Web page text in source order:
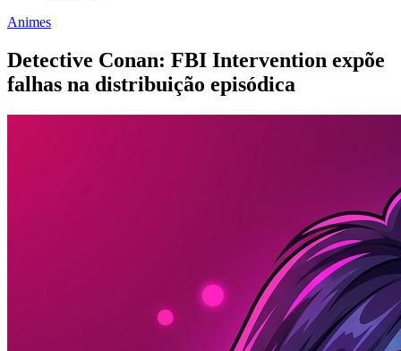
Animes
Detective Conan: FBI Intervention expõe
falhas na distribuição episódica